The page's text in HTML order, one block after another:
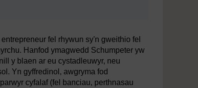
fel rhywun sy'n gweithio fel
Hanfod ymagwedd Schumpeter yw
y blaen ar eu cystadleuwyr, neu
Yn gyffredinol, awgryma fod
cyfalaf (fel banciau, perthnasau